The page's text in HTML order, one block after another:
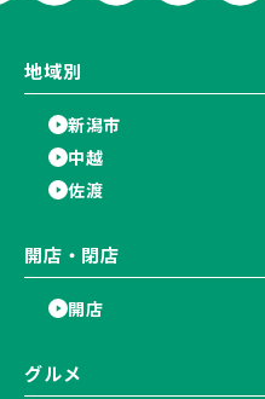
地域別
新潟市
中越
佐渡
開店・閉店
開店
グルメ